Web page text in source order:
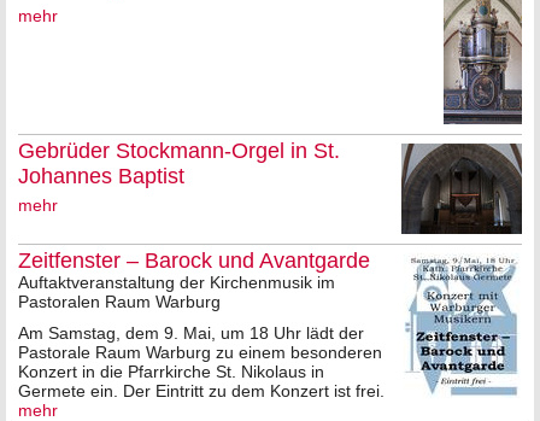
mehr
Gebrüder Stockmann-Orgel in St.
Johannes Baptist
mehr
Zeitfenster – Barock und Avantgarde
Auftaktveranstaltung der Kirchenmusik im
Pastoralen Raum Warburg
Am Samstag, dem 9. Mai, um 18 Uhr lädt der
Pastorale Raum Warburg zu einem besonderen
Konzert in die Pfarrkirche St. Nikolaus in
Germete ein. Der Eintritt zu dem Konzert ist frei.
mehr